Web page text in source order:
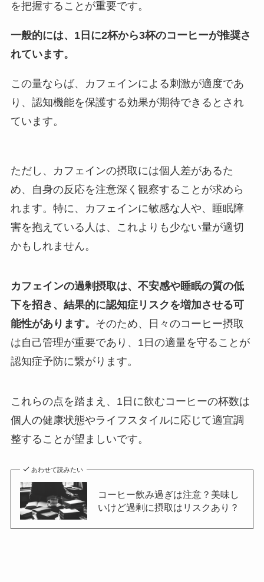
を把握することが重要です。
一般的には、1日に2杯から3杯のコーヒーが推奨さ
れています。
この量ならば、カフェインによる刺激が適度であ
り、認知機能を保護する効果が期待できるとされ
ています。
ただし、カフェインの摂取には個人差があるた
め、自身の反応を注意深く観察することが求めら
れます。特に、カフェインに敏感な人や、睡眠障
害を抱えている人は、これよりも少ない量が適切
かもしれません。
カフェインの過剰摂取は、不安感や睡眠の質の低
下を招き、結果的に認知症リスクを増加させる可
能性があります。 そのため、日々のコーヒー摂取
は自己管理が重要であり、1日の適量を守ることが
認知症予防に繋がります。
これらの点を踏まえ、1日に飲むコーヒーの杯数は
個人の健康状態やライフスタイルに応じて適宜調
整することが望ましいです。
あわせて読みたい
コーヒー飲み過ぎは注意？美味し
いけど過剰に摂取はリスクあり？